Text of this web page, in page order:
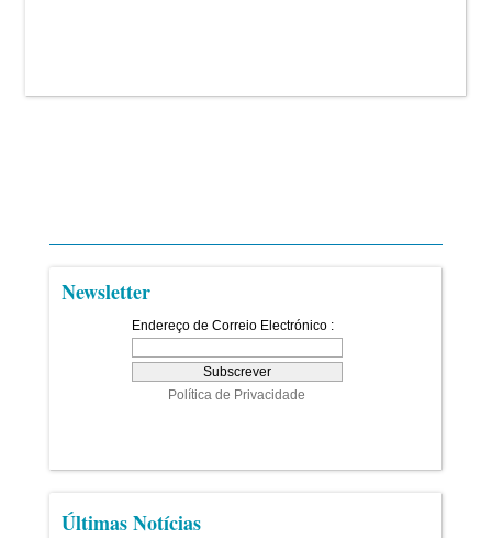
Newsletter
Últimas Notícias